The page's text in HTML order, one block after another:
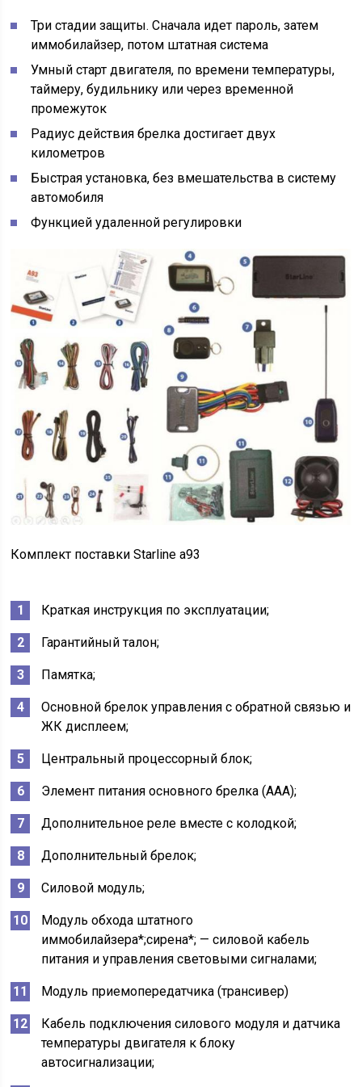
Три стадии защиты. Сначала идет пароль, затем
иммобилайзер, потом штатная система
Умный старт двигателя, по времени температуры,
таймеру, будильнику или через временной
промежуток
Радиус действия брелка достигает двух
километров
Быстрая установка, без вмешательства в систему
автомобиля
Функцией удаленной регулировки
Комплект поставки Starline a93
Краткая инструкция по эксплуатации;
Гарантийный талон;
Памятка;
Основной брелок управления с обратной связью и
ЖК дисплеем;
Центральный процессорный блок;
Элемент питания основного брелка (ААА);
Дополнительное реле вместе с колодкой;
Дополнительный брелок;
Силовой модуль;
Модуль обхода штатного
иммобилайзера*;сирена*; — силовой кабель
питания и управления световыми сигналами;
Модуль приемопередатчика (трансивер)
Кабель подключения силового модуля и датчика
температуры двигателя к блоку
автосигнализации;